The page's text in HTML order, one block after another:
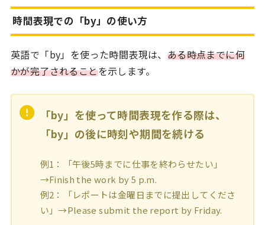
時間表現での「by」の使い方
英語で「by」を使った時間表現は、 ある時点までに何
かが完了されることを示します。
「by」を使って時間表現を作る際は、
「by」の後に時刻や期間を続ける
例1：「午後5時までに仕事を終わらせたい」
→Finish the work by 5 p.m.
例2：「レポートは金曜日までに提出してくださ
い」→Please submit the report by Friday.